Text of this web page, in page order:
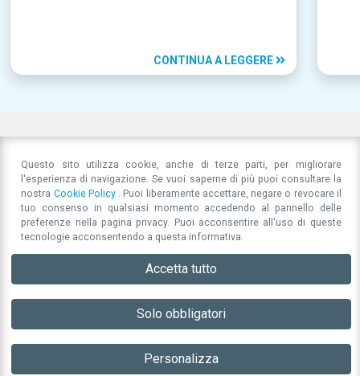
CONTINUA A LEGGERE
Comunicare oggi:
opportunità e rischi di un
sovraffollamento mediatico
22
Associazione per la Responsabilità Sociale di Impresa
direttivo@associazioneperlarsi.it
P.IVA 03596270367
Privacy Policy
Questo sito utilizza cookie, anche di terze parti, per migliorare
l'esperienza di navigazione. Se vuoi saperne di più puoi consultare la
nostra Cookie Policy
. Puoi liberamente accettare, negare o revocare il
tuo consenso in qualsiasi momento accedendo al pannello delle
preferenze nella pagina privacy. Puoi acconsentire all'uso di queste
tecnologie acconsentendo a questa informativa.
Accetta tutto
Solo obbligatori
Personalizza